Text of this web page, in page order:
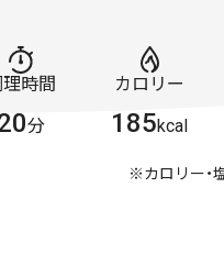
時間
分
カロリー
185kcal
※カロリー・